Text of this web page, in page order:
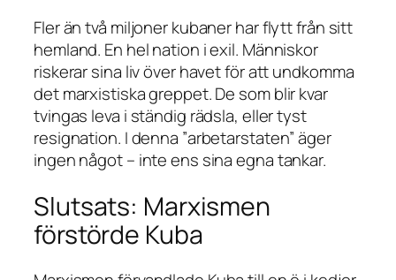
Fler än två miljoner kubaner har flytt från sitt
hemland. En hel nation i exil. Människor
riskerar sina liv över havet för att undkomma
det marxistiska greppet. De som blir kvar
tvingas leva i ständig rädsla, eller tyst
resignation. I denna ”arbetarstaten” äger
ingen något – inte ens sina egna tankar.
Slutsats: Marxismen
förstörde Kuba